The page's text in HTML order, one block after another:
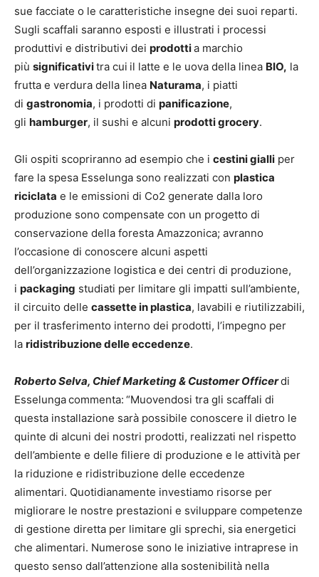
sue facciate o le caratteristiche insegne dei suoi reparti.
Sugli scaffali saranno esposti e illustrati i processi
produttivi e distributivi dei prodottia marchio
più significativitra cui il latte e le uova della linea BIO, la
frutta e verdura della linea Naturama, i piatti
di gastronomia, i prodotti di panificazione,
gli hamburger, il sushi e alcuni prodotti grocery.
Gli ospiti scopriranno ad esempio che i cestini gialli per
fare la spesa Esselunga sono realizzati con plastica
riciclata e le emissioni di Co2 generate dalla loro
produzione sono compensate con un progetto di
conservazione della foresta Amazzonica; avranno
l’occasione di conoscere alcuni aspetti
dell’organizzazione logistica e dei centri di produzione,
i packaging studiati per limitare gli impatti sull’ambiente,
il circuito delle cassette in plastica, lavabili e riutilizzabili,
per il trasferimento interno dei prodotti, l’impegno per
la ridistribuzione delle eccedenze.
Roberto Selva, Chief Marketing & Customer Officerdi
Esselungacommenta: “Muovendosi tra gli scaffali di
questa installazione sarà possibile conoscere il dietro le
quinte di alcuni dei nostri prodotti, realizzati nel rispetto
dell’ambiente e delle filiere di produzione e le attività per
la riduzione e ridistribuzione delle eccedenze
alimentari. Quotidianamente investiamo risorse per
migliorare le nostre prestazioni e sviluppare competenze
di gestione diretta per limitare gli sprechi, sia energetici
che alimentari. Numerose sono le iniziative intraprese in
questo senso dall’attenzione alla sostenibilità nella